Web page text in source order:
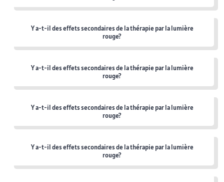
Y a-t-il des effets secondaires de la thérapie par la lumière
rouge?
Y a-t-il des effets secondaires de la thérapie par la lumière
rouge?
Y a-t-il des effets secondaires de la thérapie par la lumière
rouge?
Y a-t-il des effets secondaires de la thérapie par la lumière
rouge?